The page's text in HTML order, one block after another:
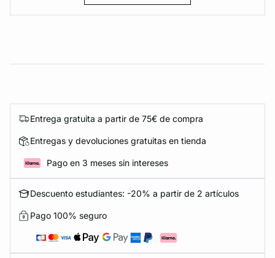
Entrega gratuita a partir de 75€ de compra
Entregas y devoluciones gratuitas en tienda
Pago en 3 meses sin intereses
Descuento estudiantes: -20% a partir de 2 artículos
Pago 100% seguro